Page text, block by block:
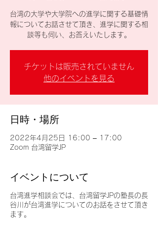
台湾の大学や大学院への進学に関する基礎情
報についてお話させて頂き、進学に関する相
談等も伺い、お答えいたします。
チケットは販売されていません
他のイベントを見る
日時・場所
2022年4月25日 16:00 – 17:00
Zoom 台湾留学JP
イベントについて
台湾進学相談会では、台湾留学JPの塾長の長
谷川が台湾進学についてのお話をさせて頂き
ます。